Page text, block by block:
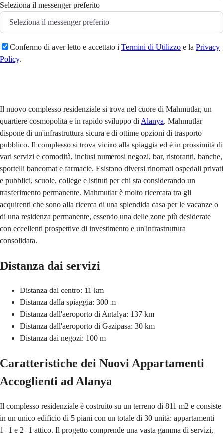
Seleziona il messenger preferito
Confermo di aver letto e accettato i Termini di Utilizzo e la Privacy
Policy.
Il nuovo complesso residenziale si trova nel cuore di Mahmutlar, un
quartiere cosmopolita e in rapido sviluppo diAlanya. Mahmutlar
dispone di un'infrastruttura sicura e di ottime opzioni di trasporto
pubblico. Il complesso si trova vicino alla spiaggia ed è in prossimità di
vari servizi e comodità, inclusi numerosi negozi, bar, ristoranti, banche,
sportelli bancomat e farmacie. Esistono diversi rinomati ospedali privati
e pubblici, scuole, college e istituti per chi sta considerando un
trasferimento permanente. Mahmutlar è molto ricercata tra gli
acquirenti che sono alla ricerca di una splendida casa per le vacanze o
di una residenza permanente, essendo una delle zone più desiderate
con eccellenti prospettive di investimento e un'infrastruttura
consolidata.
Distanza dai servizi
Distanza dal centro: 11 km
Distanza dalla spiaggia: 300 m
Distanza dall'aeroporto di Antalya: 137 km
Distanza dall'aeroporto di Gazipasa: 30 km
Distanza dai negozi: 100 m
Caratteristiche dei Nuovi Appartamenti
Accoglienti ad Alanya
Il complesso residenziale è costruito su un terreno di 811 m2 e consiste
in un unico edificio di 5 piani con un totale di 30 unità: appartamenti
1+1 e 2+1 attico. Il progetto comprende una vasta gamma di servizi,